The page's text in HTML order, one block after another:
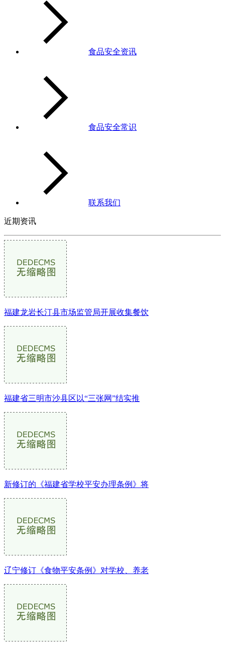
食品安全资讯
食品安全常识
联系我们
近期资讯
福建龙岩长汀县市场监管局开展收集餐饮
福建省三明市沙县区以“三张网”结实推
新修订的《福建省学校平安办理条例》将
辽宁修订《食物平安条例》对学校、养老